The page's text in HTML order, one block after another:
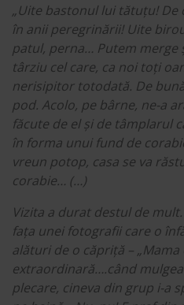
„Uite bastonul lui tătuțu! De
în anii peregrinării! Uite
patul, perna… Putem merge
târziu cel care, ca noi toți
nerisipitor totodată. De
pod. Acolo, pe bârne, ne-a
făcute de el și de tâmplarul
în forma unui fund de
vreun potop, casa se va
corabie… (…)
Vizita a durat destul de
fața unei fotografii care o
alături de o căpriță –
extraordinară….când
plecare, cineva din grup i-a